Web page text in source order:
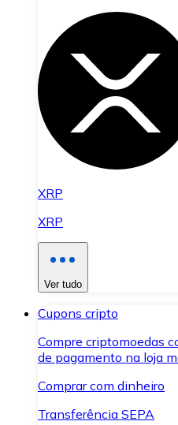
XRP
XRP
Ver tudo
Cupons cripto
Compre criptomoedas
de pagamento na loja
Comprar com dinheiro
Transferência SEPA